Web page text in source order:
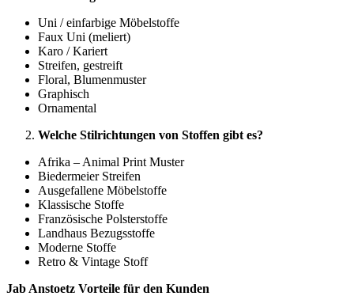
Uni / einfarbige Möbelstoffe
Faux Uni (meliert)
Karo / Kariert
Streifen, gestreift
Floral, Blumenmuster
Graphisch
Ornamental
Welche Stilrichtungen von Stoffen gibt es?
Afrika – Animal Print Muster
Biedermeier Streifen
Ausgefallene Möbelstoffe
Klassische Stoffe
Französische Polsterstoffe
Landhaus Bezugsstoffe
Moderne Stoffe
Retro & Vintage Stoff
Jab Anstoetz Vorteile für den Kunden